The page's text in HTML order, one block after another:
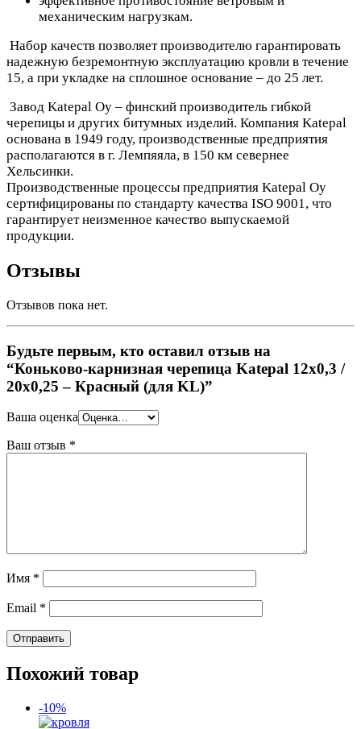
механическим нагрузкам.
Набор качеств позволяет производителю гарантировать
надежную безремонтную эксплуатацию кровли в течение
15, а при укладке на сплошное основание – до 25 лет.
Завод Katepal Oy – финский производитель гибкой
черепицы и других битумных изделий. Компания Katepal
основана в 1949 году, производственные предприятия
располагаются в г. Лемпяяла, в 150 км севернее
Хельсинки.
Производственные процессы предприятия Katepal Oy
сертифицированы по стандарту качества ISO 9001, что
гарантирует неизменное качество выпускаемой
продукции.
Отзывы
Отзывов пока нет.
Будьте первым, кто оставил отзыв на
“Коньково-карнизная черепица Katepal 12х0,3 /
20х0,25 – Красный (для KL)”
Ваша оценка
Ваш отзыв *
Имя *
Email *
Похожий товар
-10%